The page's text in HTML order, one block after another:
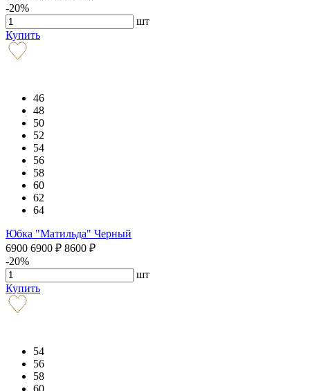
-20%
шт
Купить
46
48
50
52
54
56
58
60
62
64
Юбка "Матильда" Черный
6900 6900 ₽ 8600 ₽
-20%
шт
Купить
54
56
58
60